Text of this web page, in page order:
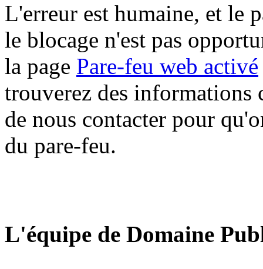
L'erreur est humaine, et le
le blocage n'est pas
la page Pare-feu web activé
trouverez des informations
de nous contacter pour
du pare-feu.
L'équipe de Domaine